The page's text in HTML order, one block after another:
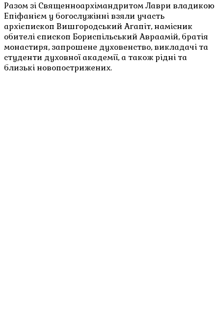
Разом зі Священноархімандритом Лаври владикою
Епіфанієм у богослужінні взяли участь
архієпископ Вишгородський Агапіт, намісник
обителі єпископ Бориспільський Авраамій, братія
монастиря, запрошене духовенство, викладачі та
студенти духовної академії, а також рідні та
близькі новопострижених.